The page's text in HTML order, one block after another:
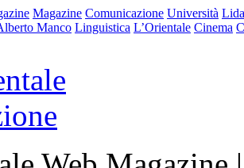
Magazine Comunicazione Università
Manco Linguistica L’Orientale Cinema